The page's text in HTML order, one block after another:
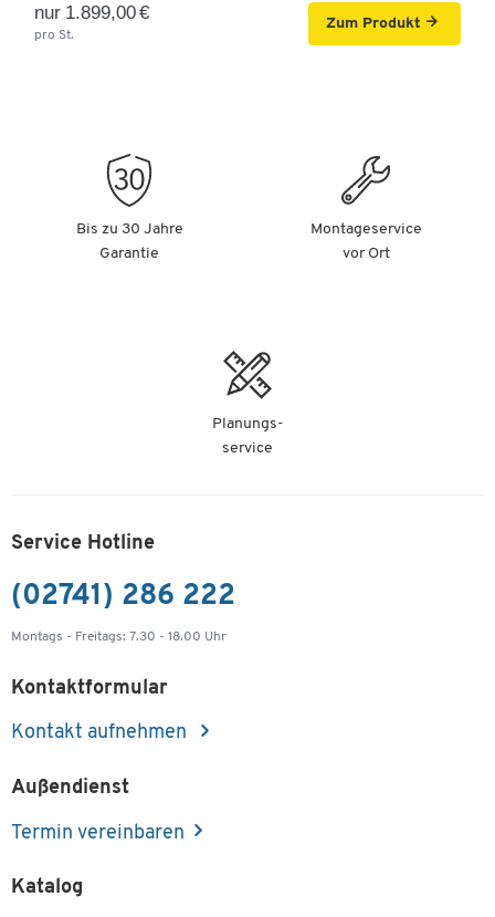
nur 1.899,00 €
pro St.
Zum Produkt
Bis zu 30 Jahre
Garantie
Montageservice
vor Ort
Planungs-
service
Service Hotline
(02741) 286 222
Montags - Freitags: 7.30 - 18.00 Uhr
Kontaktformular
Kontakt aufnehmen
Außendienst
Termin vereinbaren
Katalog